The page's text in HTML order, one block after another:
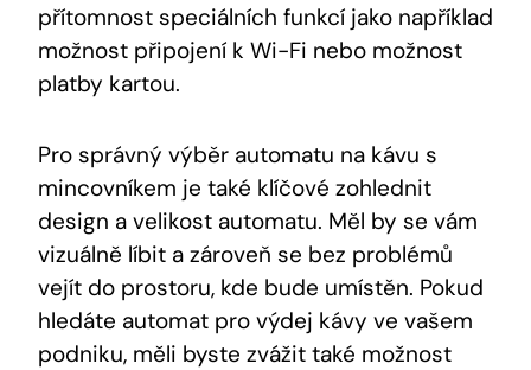
přítomnost speciálních funkcí jako například
možnost připojení k Wi-Fi nebo možnost
platby kartou.
Pro správný výběr automatu na kávu s
mincovníkem je také klíčové zohlednit
design a velikost automatu. Měl by se vám
vizuálně líbit a zároveň se bez problémů
vejít do prostoru, kde bude umístěn. Pokud
hledáte automat pro výdej kávy ve vašem
podniku, měli byste zvážit také možnost